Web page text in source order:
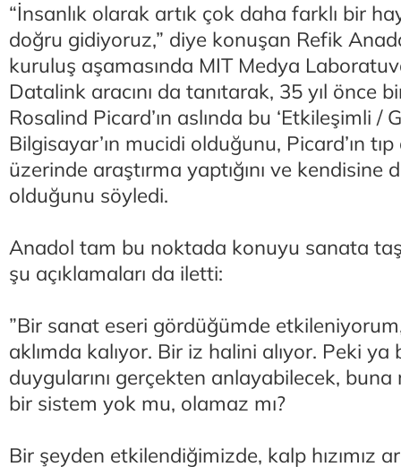
“İnsanlık olarak artık çok daha farklı bir
doğru gidiyoruz,” diye konuşan Refik
kuruluş aşamasında MIT Medya
Datalink aracını da tanıtarak, 35 yıl önce
Rosalind Picard’ın aslında bu ‘Etkileşimli /
Bilgisayar’ın mucidi olduğunu, Picard’ın
üzerinde araştırma yaptığını ve kendisine
olduğunu söyledi.
Anadol tam bu noktada konuyu sanata
şu açıklamaları da iletti:
”Bir sanat eseri gördüğümde
aklımda kalıyor. Bir iz halini alıyor. Peki
duygularını gerçekten anlayabilecek,
bir sistem yok mu, olamaz mı?
Bir şeyden etkilendiğimizde, kalp hızımız